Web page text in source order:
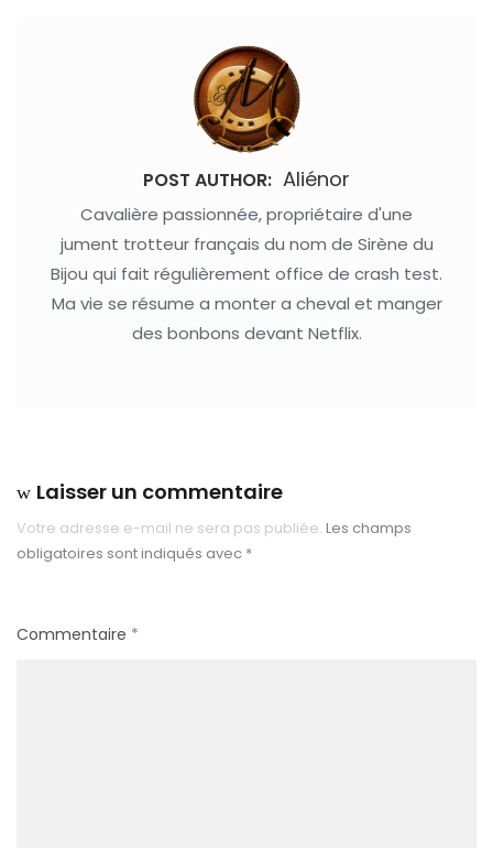
POST AUTHOR: Aliénor
Cavalière passionnée, propriétaire d'une
jument trotteur français du nom de Sirène du
Bijou qui fait régulièrement office de crash test.
Ma vie se résume a monter a cheval et manger
des bonbons devant Netflix.
Laisser un commentaire
Votre adresse e-mail ne sera pas publiée. Les champs
obligatoires sont indiqués avec *
Commentaire *